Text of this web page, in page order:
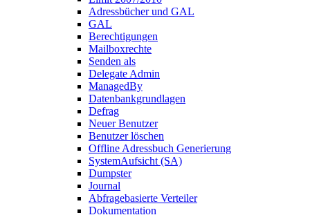
Adressbücher und GAL
GAL
Berechtigungen
Mailboxrechte
Senden als
Delegate Admin
ManagedBy
Datenbankgrundlagen
Defrag
Neuer Benutzer
Benutzer löschen
Offline Adressbuch Generierung
SystemAufsicht (SA)
Dumpster
Journal
Abfragebasierte Verteiler
Dokumentation